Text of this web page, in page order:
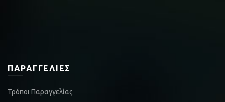
ΠΑΡΑΓΓΕΛΊΕΣ
Τρόποι Παραγγελίας